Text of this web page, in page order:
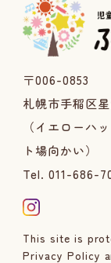
〒006-0853
札幌市手稲区
（イエローハ
ト場向かい）
Tel. 011-686-
This site is
Privacy Policy